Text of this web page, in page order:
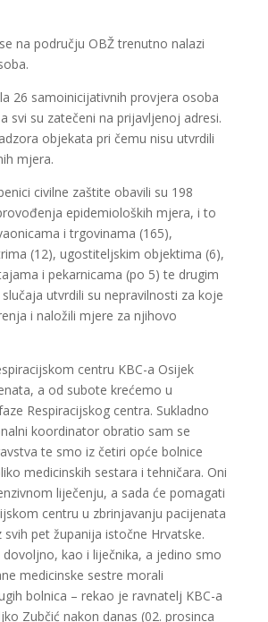
na području OBŽ trenutno nalazi
26 samoinicijativnih provjera osoba
svi su zatečeni na prijavljenoj adresi.
objekata pri čemu nisu utvrdili
mjera.
civilne zaštite obavili su 198
epidemioloških mjera, i to
i trgovinama (165),
(12), ugostiteljskim objektima (6),
i pekarnicama (po 5) te drugim
utvrdili su nepravilnosti za koje
i naložili mjere za njihovo
centru KBC-a Osijek
a od subote krećemo u
Respiracijskog centra. Sukladno
koordinator obratio sam se
te smo iz četiri opće bolnice
medicinskih sestara i tehničara. Oni
liječenju, a sada će pomagati
centru u zbrinjavanju pacijenata
pet županija istočne Hrvatske.
kao i liječnika, a jedino smo
medicinske sestre morali
bolnica – rekao je ravnatelj KBC-a
Zubčić nakon danas (02. prosinca